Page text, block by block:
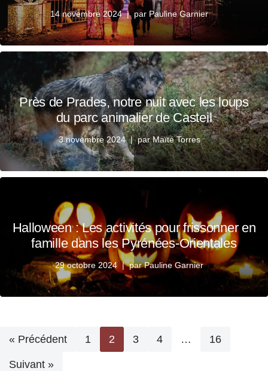
14 novembre 2024 par Pauline Garnier
Près de Prades, notre nuit avec les loups
du parc animalier de Casteil
3 novembre 2024 parMaïté Torres
Halloween : Les activités pour frissonner en
famille dans les Pyrénées-Orientales
29 octobre 2024 parPauline Garnier
« Précédent 1 2 3 4 … 16
Suivant »